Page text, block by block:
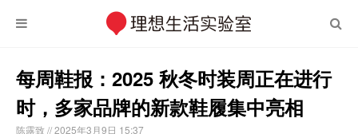
每周鞋报：2025 秋冬时装周正在进行
时，多家品牌的新款鞋履集中亮相
陈露致// 2025年3月9日 15:37